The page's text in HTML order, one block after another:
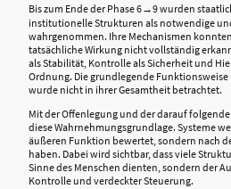
Bis zum Ende der Phase 6→9 wurden
institutionelle Strukturen als notwendige
wahrgenommen. Ihre Mechanismen
tatsächliche Wirkung nicht vollständig
als Stabilität, Kontrolle als Sicherheit und
Ordnung. Die grundlegende
wurde nicht in ihrer Gesamtheit betrachtet.
Mit der Offenlegung und der darauf
diese Wahrnehmungsgrundlage. Systeme
äußeren Funktion bewertet, sondern nach
haben. Dabei wird sichtbar, dass viele
Sinne des Menschen dienten, sondern der
Kontrolle und verdeckter Steuerung.